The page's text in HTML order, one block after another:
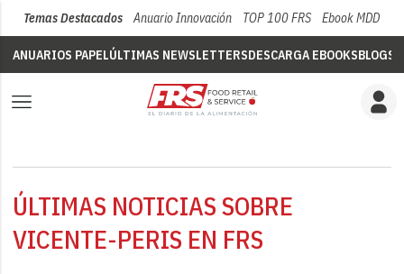
Temas Destacados Anuario Innovación TOP 100 FRS Ebook MDD
ANUARIOS PAPELÚLTIMAS NEWSLETTERSDESCARGA EBOOKSBLOGS
ÚLTIMAS NOTICIAS SOBRE
VICENTE-PERIS EN FRS